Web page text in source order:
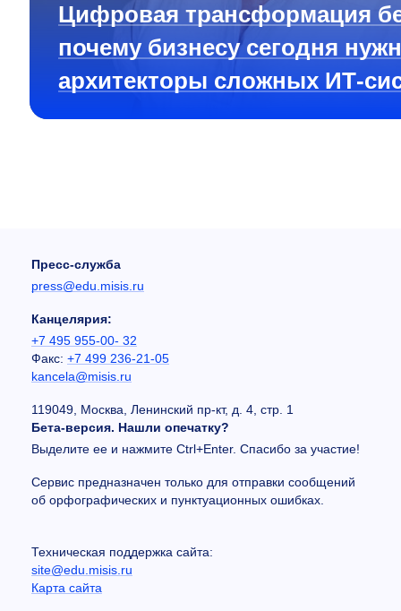
Цифровая трансформация
почему бизнесу сегодня
архитекторы сложных ИТ-
Пресс-служба
press@edu.misis.ru
Канцелярия:
+7 495 955-00- 32
Факс: +7 499 236-21-05
kancela@misis.ru
119049, Москва, Ленинский пр-кт, д. 4, стр. 1
Бета-версия. Нашли опечатку?
Выделите ее и нажмите Ctrl+Enter. Спасибо за участие!
Сервис предназначен только для отправки сообщений
об орфографических и пунктуационных ошибках.
Техническая поддержка сайта:
site@edu.misis.ru
Карта сайта